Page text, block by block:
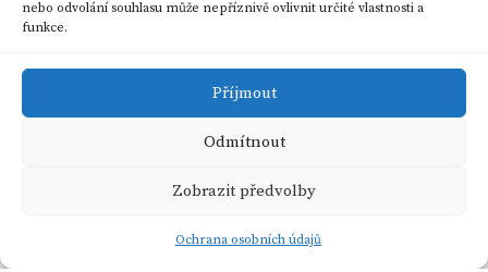
nebo odvolání souhlasu může nepříznivě ovlivnit určité vlastnosti a
funkce.
Příjmout
Odmítnout
Zobrazit předvolby
Ochrana osobních údajů
Copyright 2025. Všechna práva vyhrazena